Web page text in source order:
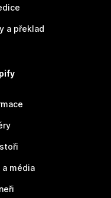
a překlad
a média